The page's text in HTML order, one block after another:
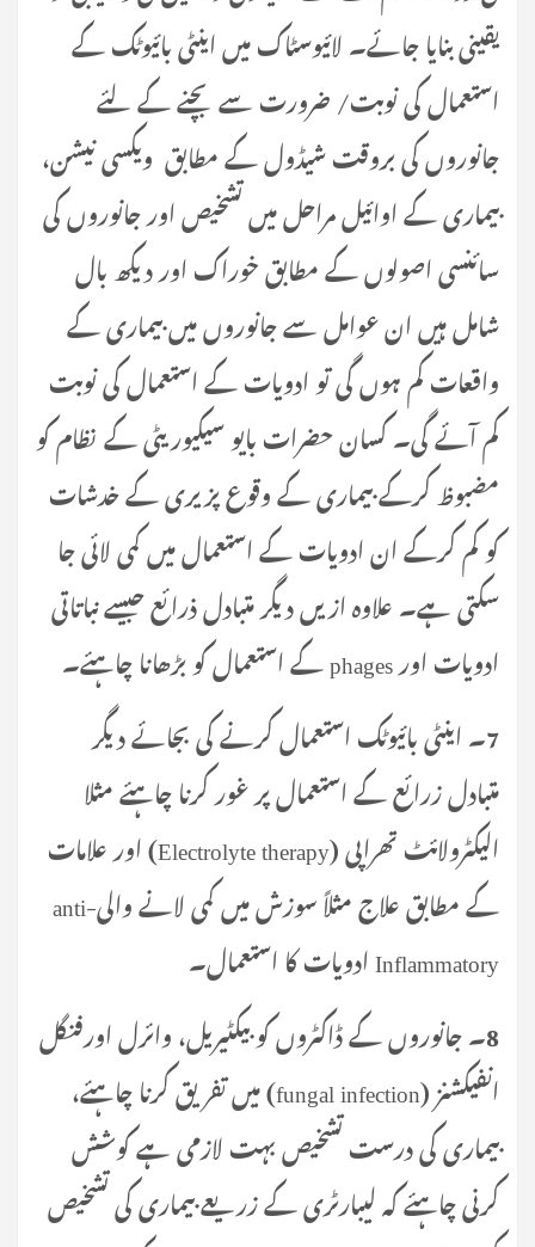
یقینی بنایا جائے۔ لائیوسٹاک میں اینٹی بائیوٹک کے
استعمال کی نوبت/ ضرورت سے بچنے کے لئے
جانوروں کی بروقت شیڈول کے مطابق ویکسی نیشن،
بیماری کے اوائیل مراحل میں تشخیص اور جانوروں کی
سائنسی اصولوں کے مطابق خوراک اور دیکھ بال
شامل ہیں ان عوامل سے جانوروں میں بیماری کے
واقعات کم ہوں گی تو ادویات کے استعمال کی نوبت
کم آئے گی۔ کسان حضرات بایو سیکیوریٹی کے نظام کو
مضبوظ کرکے بیماری کے وقوع پزیری کے خدشات
کو کم کرکے ان ادویات کے استعمال میں کمی لائی جا
سکتی ہے۔ علاوہ ازیں دیگر متبادل ذرائع جیسے نباتاتی
ادویات اور phages کے استعمال کو بڑھانا چاہئے۔
7۔ اینٹی بائیوٹک استعمال کرنے کی بجائے دیگر
متبادل زرائع کے استعمال پر غور کرنا چاہئے مثلا
الیکٹرولائٹ تھراپی (Electrolyte therapy) اور علامات
کے مطابق علاج مثلاً سوزش میں کمی لانے والیanti-
Inflammatory ادویات کا استعمال۔
8۔ جانوروں کے ڈاکٹروں کو بیکٹیریل، وائرل اورفنگل
انفیکشنز (fungal infection) میں تفریق کرنا چاہئے،
بیماری کی درست تشخیص بہت لازمی ہے کوشش
کرنی چاہئے کہ لیبارٹری کے زریعے بیماری کی تشخیص